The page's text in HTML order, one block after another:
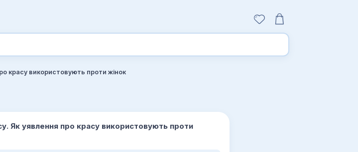
красу використовують проти жінок
Як уявлення про красу використовують проти